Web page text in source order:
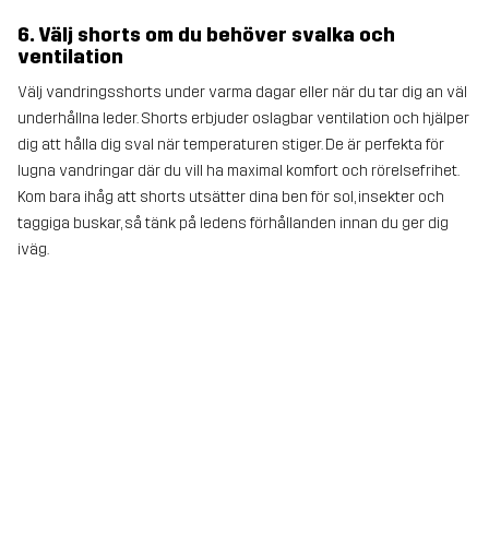
6. Välj shorts om du behöver svalka och
ventilation
Välj vandringsshorts under varma dagar eller när du tar dig an väl
underhållna leder. Shorts erbjuder oslagbar ventilation och hjälper
dig att hålla dig sval när temperaturen stiger. De är perfekta för
lugna vandringar där du vill ha maximal komfort och rörelsefrihet.
Kom bara ihåg att shorts utsätter dina ben för sol, insekter och
taggiga buskar, så tänk på ledens förhållanden innan du ger dig
iväg.